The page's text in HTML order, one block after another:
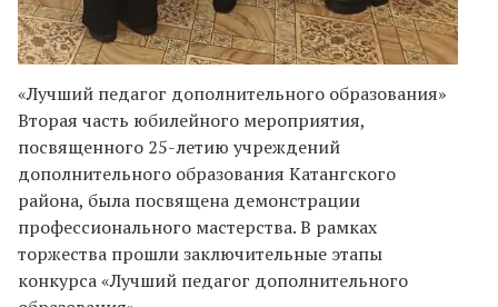
«Лучший педагог дополнительного образования»
Вторая часть юбилейного мероприятия,
посвященного 25-летию учреждений
дополнительного образования Катангского
района, была посвящена демонстрации
профессионального мастерства. В рамках
торжества прошли заключительные этапы
конкурса «Лучший педагог дополнительного